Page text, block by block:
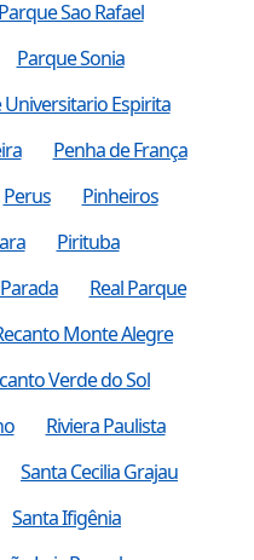
Parque Sao Rafael
Parque Sonia
Universitario Espirita
Penha de França
Perus
Pinheiros
Pirituba
Real Parque
Monte Alegre
Verde do Sol
Riviera Paulista
Santa Cecilia Grajau
Santa Ifigênia